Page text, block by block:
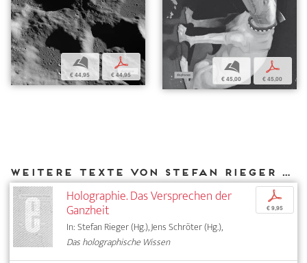
b
€ 44,95
p
€ 44,95
b
€ 45,00
p
€ 45,00
Weitere Texte von Stefan Rieger bei DIAPHANES
Holographie. Das Versprechen der
Ganzheit
In: Stefan Rieger (Hg.), Jens Schröter (Hg.),
Das holographische Wissen
p
€ 9,95